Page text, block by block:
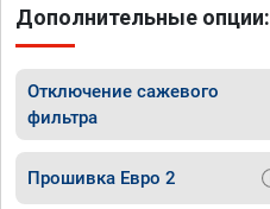
Дополнительные опции:
Отключение сажевого
фильтра
Прошивка Евро 2